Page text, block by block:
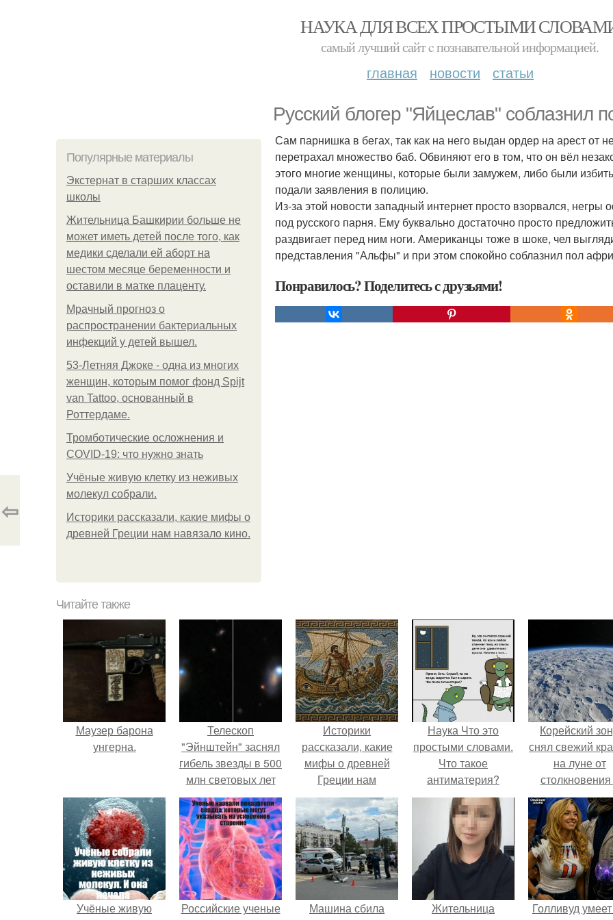
НАУКА ДЛЯ ВСЕХ ПРОСТЫМИ
самый лучший сайт c познавательной информацией.
главная новости статьи
Русский блогер "Яйцеслав" соблазнил
Популярные материалы
Экстернат в старших классах
школы
Жительница Башкирии больше не
может иметь детей после того, как
медики сделали ей аборт на
шестом месяце беременности и
оставили в матке плаценту.
Мрачный прогноз о
распространении бактериальных
инфекций у детей вышел.
53-Летняя Джоке - одна из многих
женщин, которым помог фонд Spijt
van Tattoo, основанный в
Роттердаме.
Тромботические осложнения и
COVID-19: что нужно знать
Учёные живую клетку из неживых
молекул собрали.
Историки рассказали, какие мифы о
древней Греции нам навязало кино.
Сам парнишка в бегах, так как на него выдан ордер на арест от
перетрахал множество баб. Обвиняют его в том, что он вёл
этого многие женщины, которые были замужем, либо были
подали заявления в полицию.
Из-за этой новости западный интернет просто взорвался,
под русского парня. Ему буквально достаточно просто
раздвигает перед ним ноги. Американцы тоже в шоке, чел
представления "Альфы" и при этом спокойно соблазнил пол
Понравилось? Поделитесь с друзьями!
⇦
Читайте также
Маузер барона
унгерна.
Телескоп
"Эйнштейн" заснял
гибель звезды в 500
млн световых лет
от земли.
Историки
рассказали, какие
мифы о древней
Греции нам
навязало кино.
Наука Что это
простыми словами.
Что такое
антиматерия?
Корейский
снял свежий
на луне от
столкновения
обломком
Учёные живую
Российские ученые
Машина сбила
Жительница
Голливуд